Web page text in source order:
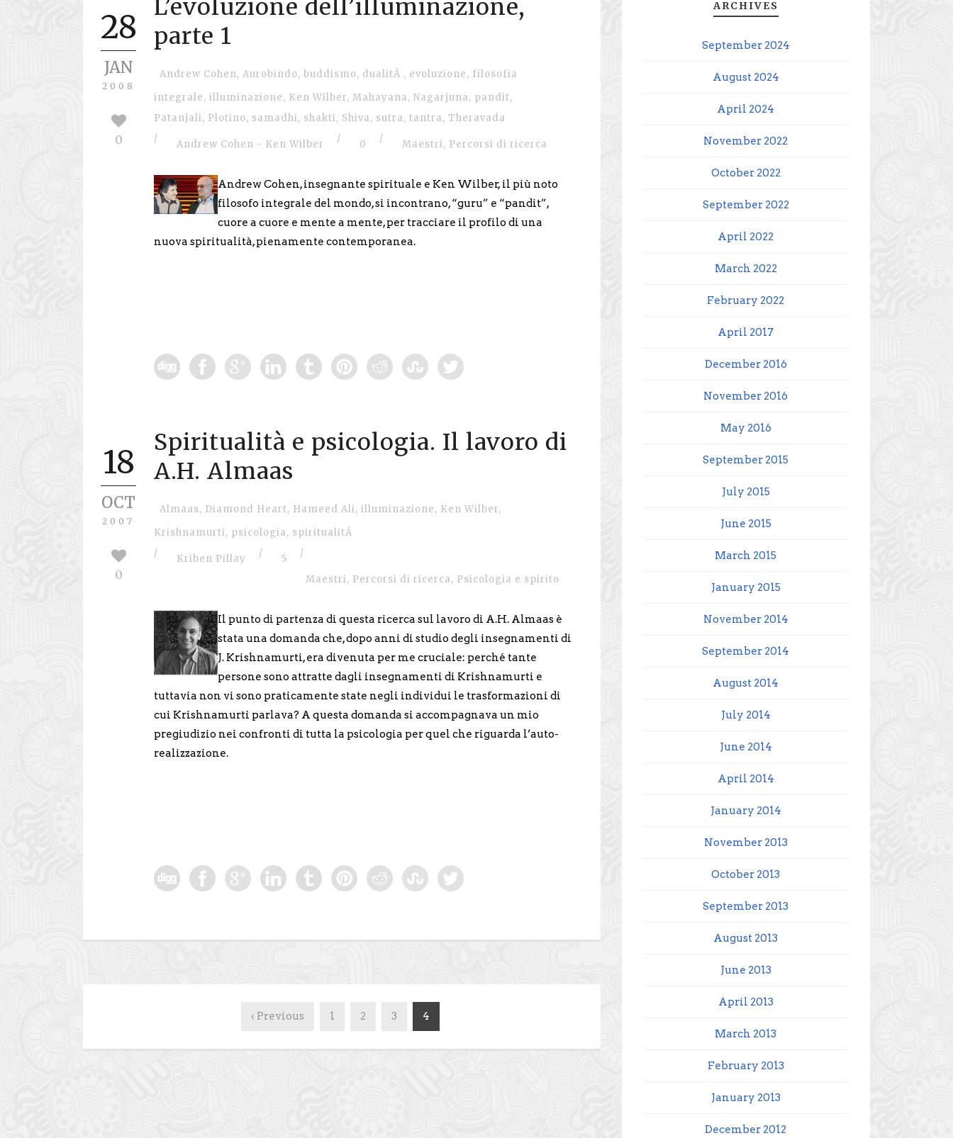
28
JAN
2008
0
L’evoluzione dell’illuminazione,
parte 1
Andrew Cohen, Aurobindo, buddismo, dualitÃ , evoluzione, filosofia
integrale, illuminazione, Ken Wilber, Mahayana, Nagarjuna, pandit,
Patanjali, Plotino, samadhi, shakti, Shiva, sutra, tantra, Theravada
/
Andrew Cohen - Ken Wilber / 0 / Maestri, Percorsi di ricerca
Andrew Cohen, insegnante spirituale e Ken Wilber, il più noto
filosofo integrale del mondo, si incontrano, “guru” e “pandit”,
cuore a cuore e mente a mente, per tracciare il profilo di una
nuova spiritualità, pienamente contemporanea.
18
OCT
2007
0
Spiritualità e psicologia. Il lavoro di
A.H. Almaas
Almaas, Diamond Heart, Hameed Ali, illuminazione, Ken Wilber,
Krishnamurti, psicologia, spiritualitÃ
/
Kriben Pillay / 5 /
Maestri, Percorsi di ricerca, Psicologia e spirito
Il punto di partenza di questa ricerca sul lavoro di A.H. Almaas è
stata una domanda che, dopo anni di studio degli insegnamenti di
J. Krishnamurti, era divenuta per me cruciale: perché tante
persone sono attratte dagli insegnamenti di Krishnamurti e
tuttavia non vi sono praticamente state negli individui le trasformazioni di
cui Krishnamurti parlava? A questa domanda si accompagnava un mio
pregiudizio nei confronti di tutta la psicologia per quel che riguarda l’auto-
realizzazione.
‹ Previous 1 2 3 4
ARCHIVES
September 2024
August 2024
April 2024
November 2022
October 2022
September 2022
April 2022
March 2022
February 2022
April 2017
December 2016
November 2016
May 2016
September 2015
July 2015
June 2015
March 2015
January 2015
November 2014
September 2014
August 2014
July 2014
June 2014
April 2014
January 2014
November 2013
October 2013
September 2013
August 2013
June 2013
April 2013
March 2013
February 2013
January 2013
December 2012